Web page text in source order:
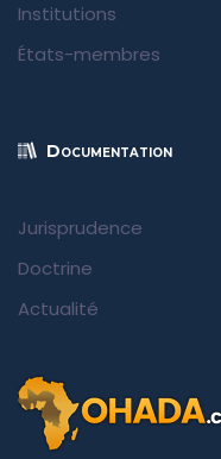
Institutions
États-membres
Documentation
Jurisprudence
Doctrine
Actualité